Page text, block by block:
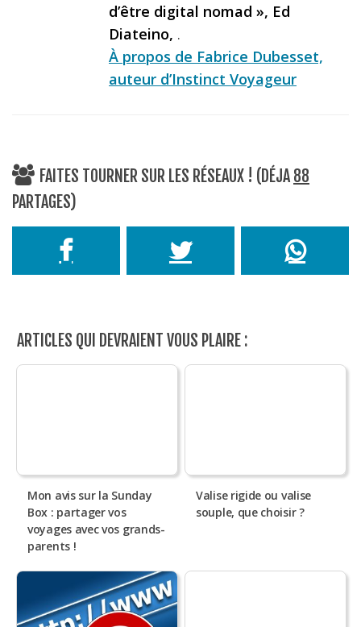
d’être digital nomad », Ed
Diateino, .
À propos de Fabrice Dubesset,
auteur d’Instinct Voyageur
FAITES TOURNER SUR LES RÉSEAUX ! (DÉJA 88
PARTAGES)
ARTICLES QUI DEVRAIENT VOUS PLAIRE :
Mon avis sur la Sunday
Box : partager vos
voyages avec vos grands-
parents !
Valise rigide ou valise
souple, que choisir ?